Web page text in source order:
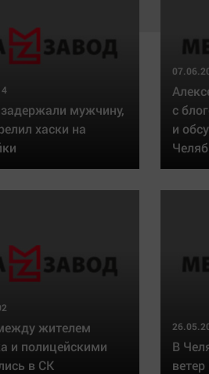
Новости компаний
Спецпроект
Статистика
Online-консультация
Актуальная тема
мужчину,
хаски на
с
и
жителем
и полицейскими
в СК
В